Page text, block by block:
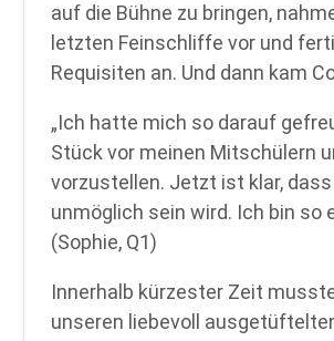
auf die Bühne zu bringen,
letzten Feinschliffe vor und
Requisiten an. Und dann kam
„Ich hatte mich so darauf
Stück vor meinen Mitschülern
vorzustellen. Jetzt ist klar,
unmöglich sein wird. Ich bin so
(Sophie, Q1)
Innerhalb kürzester Zeit
unseren liebevoll